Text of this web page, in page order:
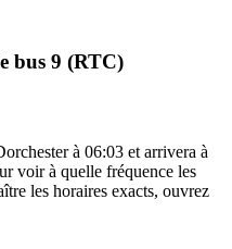
bus 9 (RTC)
à 06:03 et arrivera à
voir à quelle fréquence les
les horaires exacts, ouvrez